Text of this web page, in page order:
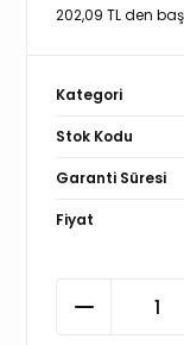
202,09 TL den
Kategori
Stok Kodu
Garanti Süresi
Fiyat